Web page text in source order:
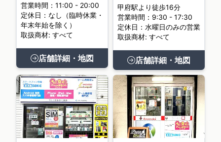
営業時間：11:00 - 20:00
定休日：なし（臨時休業・
年末年始を除く）
取扱商材: すべて
店舗詳細・地図
甲府駅より徒歩16分
営業時間：9:30 - 17:30
定休日：水曜日のみの営業
取扱商材: すべて
店舗詳細・地図